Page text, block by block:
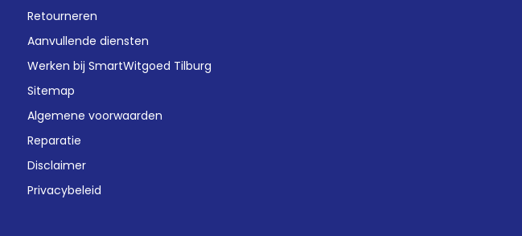
Retourneren
Aanvullende diensten
Werken bij SmartWitgoed Tilburg
Sitemap
Algemene voorwaarden
Reparatie
Disclaimer
Privacybeleid